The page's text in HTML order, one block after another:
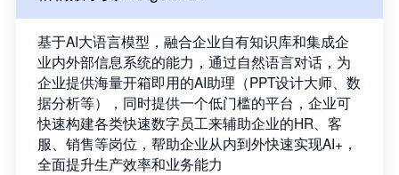
基于AI大语言模型，融合企业自有知识库和集成企
业内外部信息系统的能力，通过自然语言对话，为
企业提供海量开箱即用的AI助理（PPT设计大师、数
据分析等），同时提供一个低门槛的平台，企业可
快速构建各类快速数字员工来辅助企业的HR、客
服、销售等岗位，帮助企业从内到外快速实现AI+，
全面提升生产效率和业务能力